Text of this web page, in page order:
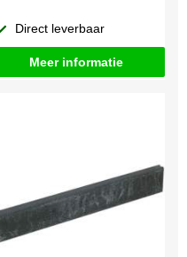
Direct leverbaar
Meer informatie